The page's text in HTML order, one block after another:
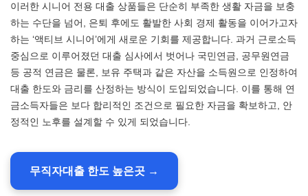
이러한 시니어 전용 대출 상품들은 단순히 부족한 생활 자금을 보충
하는 수단을 넘어, 은퇴 후에도 활발한 사회 경제 활동을 이어가고자
하는 ‘액티브 시니어’에게 새로운 기회를 제공합니다. 과거 근로소득
중심으로 이루어졌던 대출 심사에서 벗어나 국민연금, 공무원연금
등 공적 연금은 물론, 보유 주택과 같은 자산을 소득원으로 인정하여
대출 한도와 금리를 산정하는 방식이 도입되었습니다. 이를 통해 연
금소득자들은 보다 합리적인 조건으로 필요한 자금을 확보하고, 안
정적인 노후를 설계할 수 있게 되었습니다.
무직자대출 한도 높은곳 →